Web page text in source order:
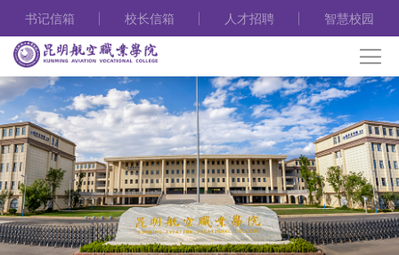
书记信箱 校长信箱 人才招聘 智慧校园